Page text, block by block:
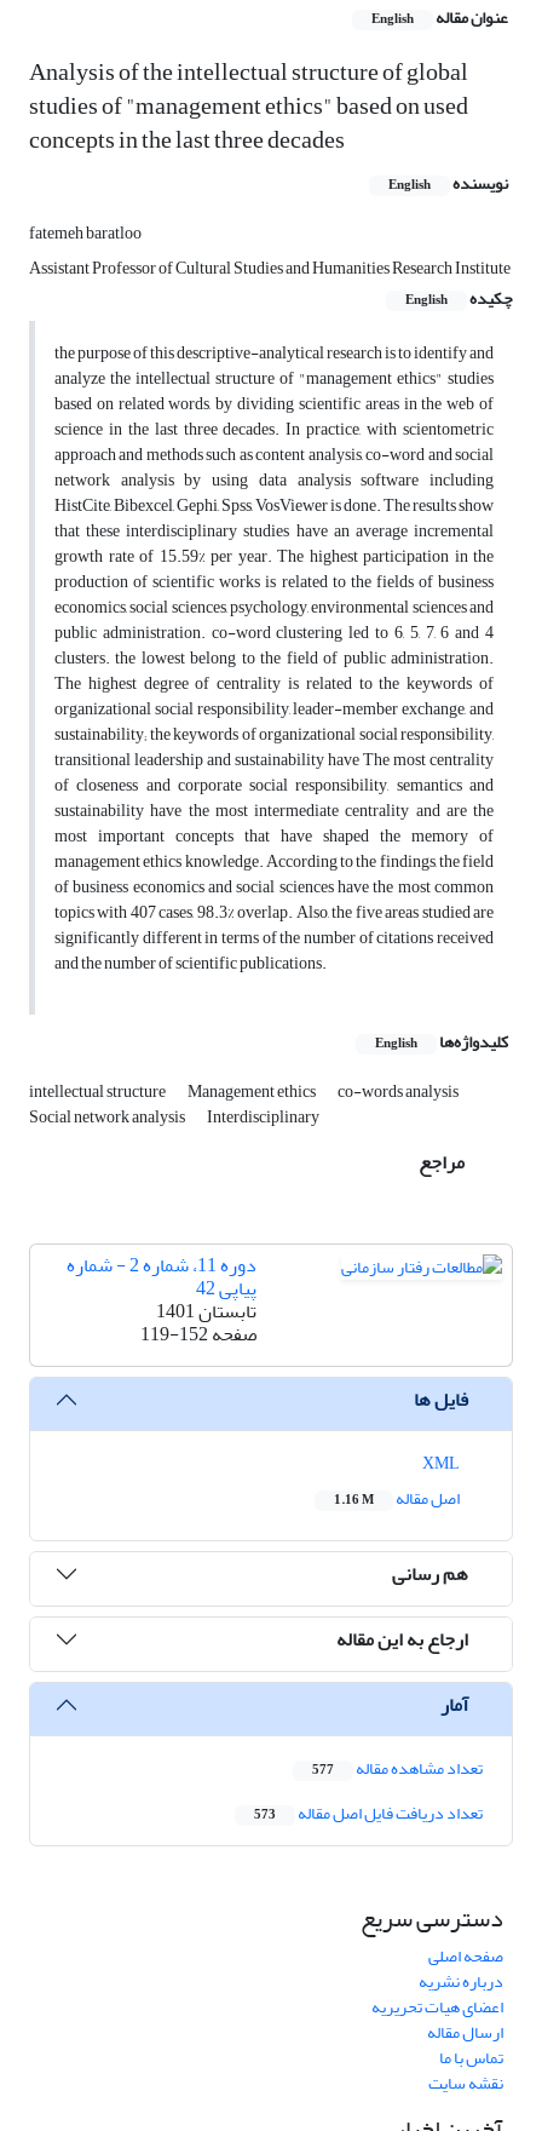
عنوان مقاله English
Analysis of the intellectual structure of global
studies of "management ethics" based on used
concepts in the last three decades
نویسنده English
fatemeh baratloo
Assistant Professor of Cultural Studies and Humanities Research Institute
چکیده
English
the purpose of this descriptive-analytical research is to identify and
analyze the intellectual structure of "management ethics" studies
based on related words, by dividing scientific areas in the web of
science in the last three decades. In practice, with scientometric
approach and methods such as content analysis, co-word and social
network analysis by using data analysis software including
HistCite, Bibexcel, Gephi, Spss, VosViewer is done. The results show
that these interdisciplinary studies have an average incremental
growth rate of 15.59% per year. The highest participation in the
production of scientific works is related to the fields of business
economics, social sciences, psychology, environmental sciences and
public administration. co-word clustering led to 6, 5, 7, 6 and 4
clusters. the lowest belong to the field of public administration.
The highest degree of centrality is related to the keywords of
organizational social responsibility, leader-member exchange, and
sustainability; the keywords of organizational social responsibility,
transitional leadership and sustainability have The most centrality
of closeness and corporate social responsibility, semantics and
sustainability have the most intermediate centrality and are the
most important concepts that have shaped the memory of
management ethics knowledge. According to the findings, the field
of business economics and social sciences have the most common
topics with 407 cases, 98.3% overlap. Also, the five areas studied are
significantly different in terms of the number of citations received
and the number of scientific publications.
کلیدواژه‌ها English
intellectual structure Management ethics co-words analysis
Social network analysis Interdisciplinary
مراجع
دوره 11، شماره 2 - شماره
پیاپی 42
تابستان 1401
صفحه119-152
فایل ها
اصل مقاله
1.16 M
هم رسانی
ارجاع به این مقاله
آمار
تعداد مشاهده مقاله 577
تعداد دریافت فایل اصل مقاله 573
دسترسی سریع
صفحه اصلی
درباره نشریه
اعضای هیات تحریریه
ارسال مقاله
تماس با ما
نقشه سایت